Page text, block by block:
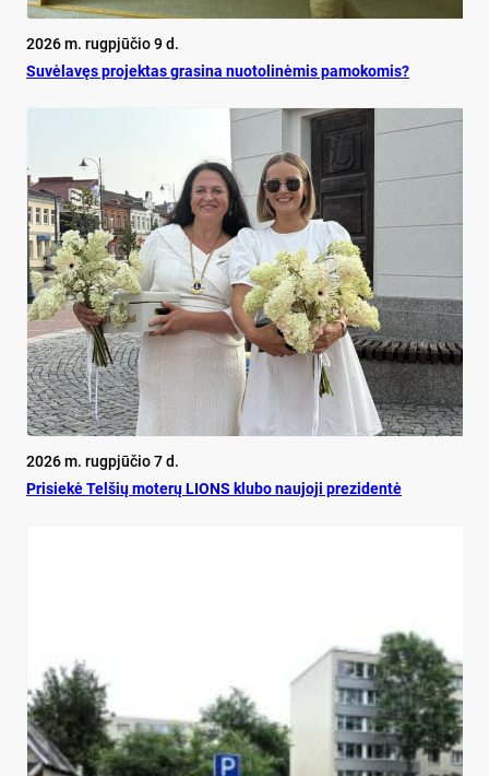
2026 m. rugpjūčio 9 d.
Su­vė­la­vęs pro­jek­tas gra­si­na nuo­to­li­nė­mis pa­mo­ko­mis?
2026 m. rugpjūčio 7 d.
Pri­siekė Tel­šių mo­terų LIONS klu­bo nau­jo­ji pre­zi­dentė